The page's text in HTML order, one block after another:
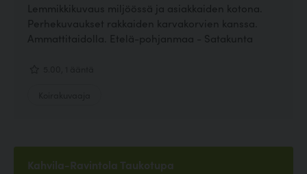
Lemmikkikuvaus miljöössä ja asiakkaiden kotona.
Perhekuvaukset rakkaiden karvakorvien kanssa.
Ammattitaidolla. Etelä-pohjanmaa - Satakunta
Kahvila-Ravintola Taukotupa